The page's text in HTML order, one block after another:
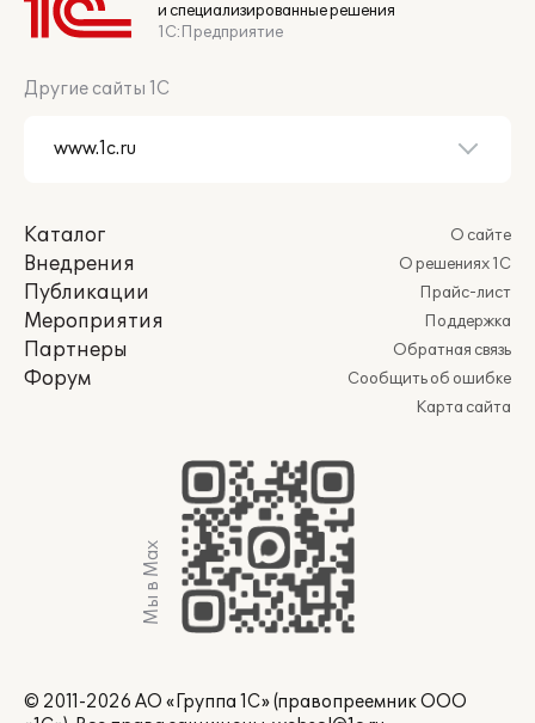
и специализированные решения
1С:Предприятие
Другие сайты 1С
Каталог
Внедрения
Публикации
Мероприятия
Партнеры
Форум
О сайте
О решениях 1С
Прайс-лист
Поддержка
Обратная связь
Сообщить об ошибке
Карта сайта
Мы в Max
© 2011-2026 АО «Группа 1С» (правопреемник ООО